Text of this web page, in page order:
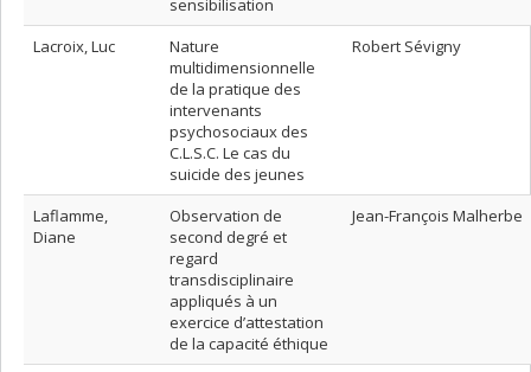
sensibilisation
Lacroix, Luc
Nature
multidimensionnelle
de la pratique des
intervenants
psychosociaux des
C.L.S.C. Le cas du
suicide des jeunes
Robert Sévigny
Laflamme,
Diane
Observation de
second degré et
regard
transdisciplinaire
appliqués à un
exercice d’attestation
de la capacité éthique
Jean-François Malherbe